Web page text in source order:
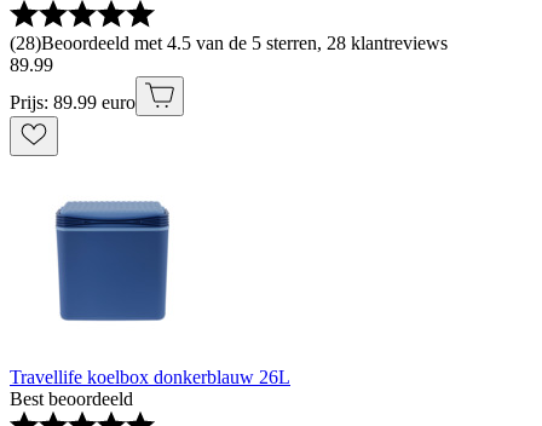
(28)Beoordeeld met 4.5 van de 5 sterren, 28 klantreviews
89.99
Prijs: 89.99 euro
Travellife koelbox donkerblauw 26L
Best beoordeeld